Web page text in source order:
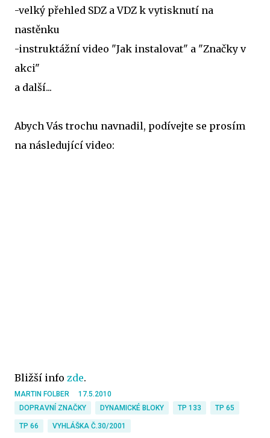
-velký přehled SDZ a VDZ k vytisknutí na
nastěnku
-instruktážní video "Jak instalovat" a "Značky v
akci"
a další...
Abych Vás trochu navnadil, podívejte se prosím
na následující video:
Bližší info zde.
MARTIN FOLBER
17.5.2010
DOPRAVNÍ ZNAČKY
DYNAMICKÉ BLOKY TP 133 TP 65
TP 66 VYHLÁŠKA Č.30/2001